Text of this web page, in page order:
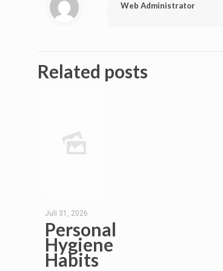
Web Administrator
Related posts
Juli 31, 2026
Personal
Hygiene
Habits